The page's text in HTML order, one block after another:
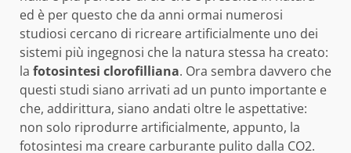
ed è per questo che da anni ormai numerosi
studiosi cercano di ricreare artificialmente uno dei
sistemi più ingegnosi che la natura stessa ha creato:
la fotosintesi clorofilliana. Ora sembra davvero che
questi studi siano arrivati ad un punto importante e
che, addirittura, siano andati oltre le aspettative:
non solo riprodurre artificialmente, appunto, la
fotosintesi ma creare carburante pulito dalla CO2.